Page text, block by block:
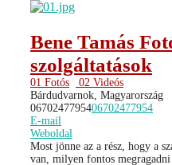
Bene Tamás
szolgáltatások
01 Fotós
02 Videós
Bárdudvarnok, Magyarország
0670247795406702477954
E-mail
Weboldal
Most jönne az a rész, hogy a
van, milyen fontos megragadni